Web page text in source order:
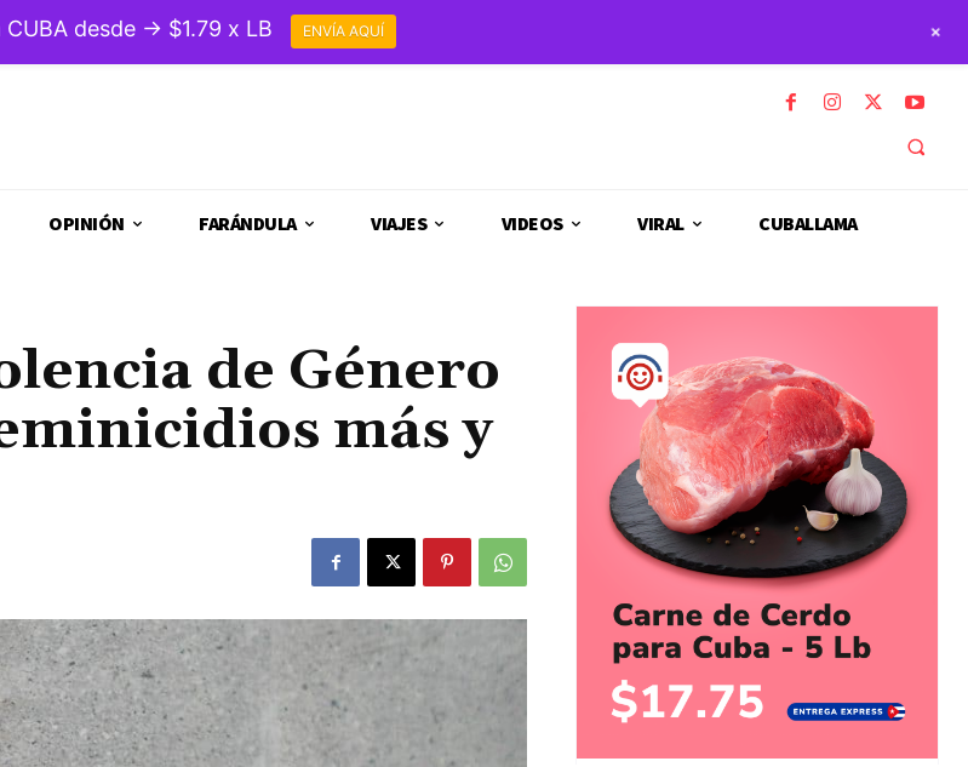
OPINIÓN FARÁNDULA VIAJES VIDEOS VIRAL CUBALLAMA
de Género
más y
CUBA desde → $1.79 x LB ENVÍA AQUÍ +